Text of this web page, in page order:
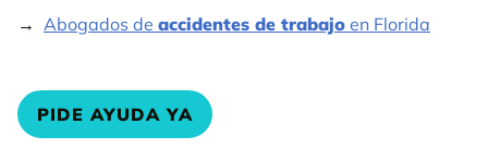
Abogados de accidentes de trabajo en Florida
PIDE AYUDA YA